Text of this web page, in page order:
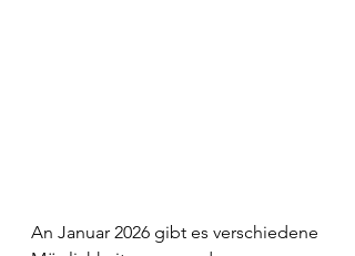
An Januar 2026 gibt es verschiedene